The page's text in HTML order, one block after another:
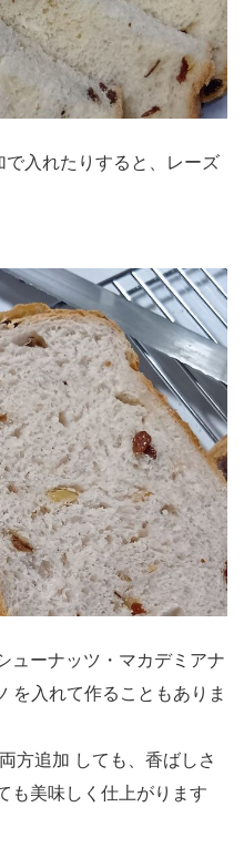
入れたりすると、レーズ
ューナッツ・マカデミアナ
を入れて作ることもありま
方追加 しても、香ばしさ
も美味しく仕上がります